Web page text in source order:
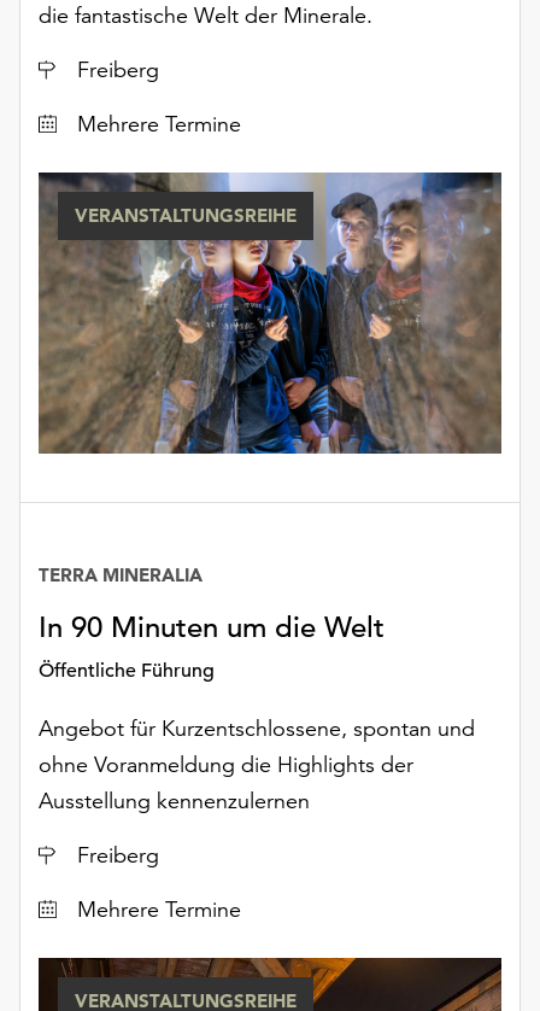
verwendeten
Cookies
anpassen,
erreichen
Sie
die
Einstellungen
über
Schaltfläche
„Auswählen“.
Weitere
Informationen
finden
Sie
dem
die fantastische Welt der Minerale.
Ort
Freiberg
DatumMehrere Termine
VERANSTALTUNGSREIHE
In 90 Minuten um die Welt
Öffentliche Führung
TERRA MINERALIA
Angebot für Kurzentschlossene, spontan und
ohne Voranmeldung die Highlights der
Ausstellung kennenzulernen
Ort
Freiberg
DatumMehrere Termine
VERANSTALTUNGSREIHE